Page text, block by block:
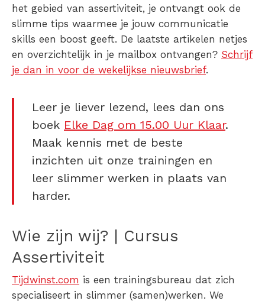
het gebied van assertiviteit, je ontvangt ook de
slimme tips waarmee je jouw communicatie
skills een boost geeft. De laatste artikelen netjes
en overzichtelijk in je mailbox ontvangen? Schrijf
je dan in voor de wekelijkse nieuwsbrief.
Leer je liever lezend, lees dan ons
boek Elke Dag om 15.00 Uur Klaar.
Maak kennis met de beste
inzichten uit onze trainingen en
leer slimmer werken in plaats van
harder.
Wie zijn wij? | Cursus
Assertiviteit
Tijdwinst.com is een trainingsbureau dat zich
specialiseert in slimmer (samen)werken. We